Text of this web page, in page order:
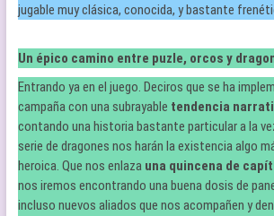
jugable muy clásica, conocida, y bastante
Un épico camino entre puzle, orcos y
Entrando ya en el juego. Deciros que se ha
campaña con una subrayable tendencia
contando una historia bastante particular a la
serie de dragones nos harán la existencia algo
heroica. Que nos enlaza una quincena de
nos iremos encontrando una buena dosis de
incluso nuevos aliados que nos acompañen y